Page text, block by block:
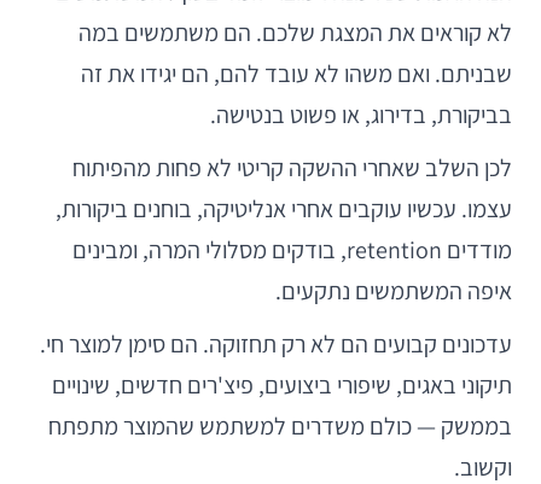
לא קוראים את המצגת שלכם. הם משתמשים במה
שבניתם. ואם משהו לא עובד להם, הם יגידו את זה
בביקורת, בדירוג, או פשוט בנטישה.
לכן השלב שאחרי ההשקה קריטי לא פחות מהפיתוח
עצמו. עכשיו עוקבים אחרי אנליטיקה, בוחנים ביקורות,
מודדים retention, בודקים מסלולי המרה, ומבינים
איפה המשתמשים נתקעים.
עדכונים קבועים הם לא רק תחזוקה. הם סימן למוצר חי.
תיקוני באגים, שיפורי ביצועים, פיצ'רים חדשים, שינויים
בממשק — כולם משדרים למשתמש שהמוצר מתפתח
וקשוב.